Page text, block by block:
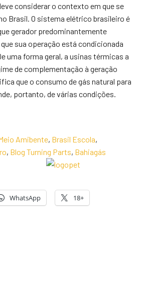
considerar o contexto em que se
Brasil. O sistema elétrico brasileiro é
gerador predominantemente
sua operação está condicionada
uma forma geral, a usinas térmicas a
de complementação à geração
que o consumo de gás natural para
portanto, de várias condições.
Amibente, Brasil Escola,
, Blog Turning Parts, Bahiagás
WhatsApp 18+